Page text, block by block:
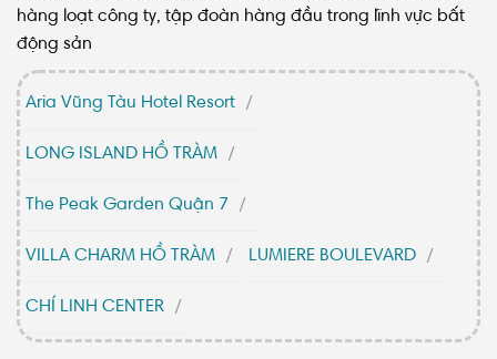
hàng loạt công ty, tập đoàn hàng đầu trong lĩnh vực bất
động sản
Aria Vũng Tàu Hotel Resort
LONG ISLAND HỒ TRÀM
The Peak Garden Quận 7
VILLA CHARM HỒ TRÀM LUMIERE BOULEVARD
CHÍ LINH CENTER